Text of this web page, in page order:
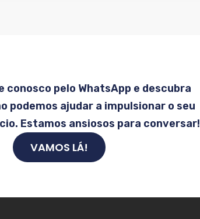
conosco pelo WhatsApp e descubra
podemos ajudar a impulsionar o seu
Estamos ansiosos para conversar!
VAMOS LÁ!